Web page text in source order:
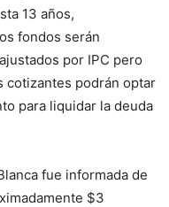
13 años,
fondos serán
por IPC pero
cotizantes podrán optar
para liquidar la deuda
fue informada de
$3